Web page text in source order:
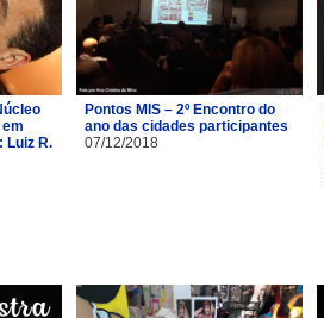
Luiz R.
Pontos MIS – 2º Encontro do
ano das cidades participantes
07/12/2018